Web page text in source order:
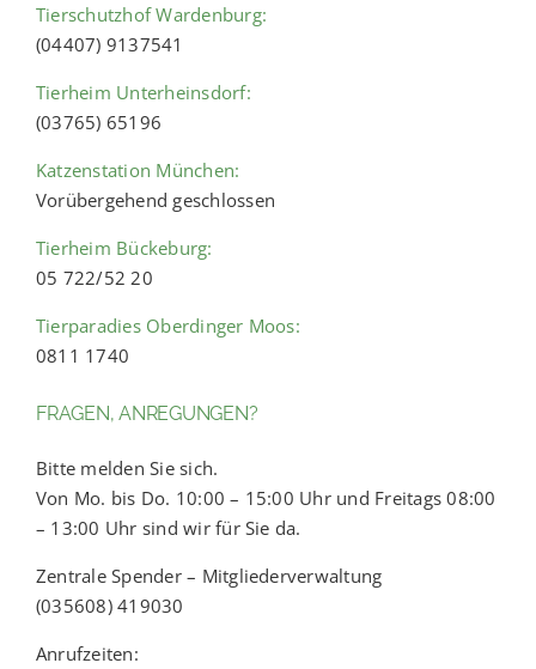
Tierschutzhof Wardenburg:
(04407) 9137541
Tierheim Unterheinsdorf:
(03765) 65196
Katzenstation München:
Vorübergehend geschlossen
Tierheim Bückeburg:
05 722/52 20
Tierparadies Oberdinger Moos:
0811 1740
FRAGEN, ANREGUNGEN?
Bitte melden Sie sich.
Von Mo. bis Do. 10:00 – 15:00 Uhr und Freitags 08:00
– 13:00 Uhr sind wir für Sie da.
Zentrale Spender – Mitgliederverwaltung
(035608) 419030
Anrufzeiten: